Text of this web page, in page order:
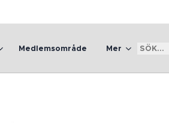
Medlemsområde Mer